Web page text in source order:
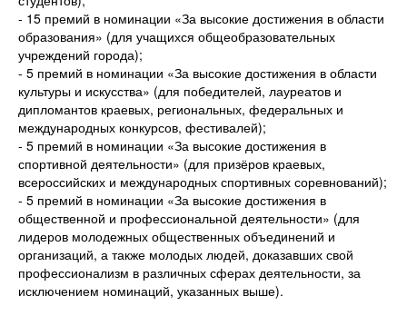
- 15 премий в номинации «За высокие достижения в области
образования» (для учащихся общеобразовательных
учреждений города);
- 5 премий в номинации «За высокие достижения в области
культуры и искусства» (для победителей, лауреатов и
дипломантов краевых, региональных, федеральных и
международных конкурсов, фестивалей);
- 5 премий в номинации «За высокие достижения в
спортивной деятельности» (для призёров краевых,
всероссийских и международных спортивных соревнований);
- 5 премий в номинации «За высокие достижения в
общественной и профессиональной деятельности» (для
лидеров молодежных общественных объединений и
организаций, а также молодых людей, доказавших свой
профессионализм в различных сферах деятельности, за
исключением номинаций, указанных выше).